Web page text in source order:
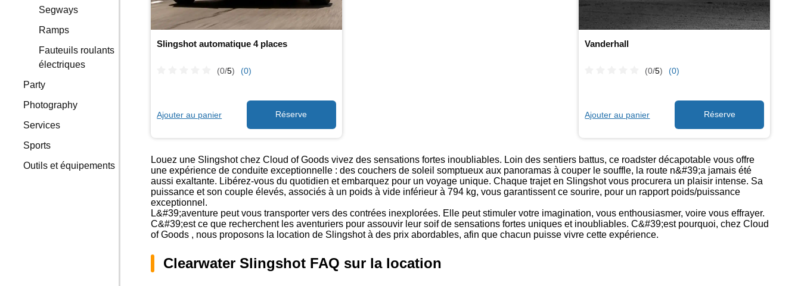
Segways
Ramps
Fauteuils roulants
électriques
Party
Photography
Services
Sports
Outils et équipements
Slingshot automatique 4 places
(0/5) (0)
Ajouter au panier
Vanderhall
(0/5) (0)
Ajouter au panier
Louez une Slingshot chez Cloud of Goods vivez des sensations fortes inoubliables. Loin des sentiers battus, ce roadster décapotable vous offre
une expérience de conduite exceptionnelle : des couchers de soleil somptueux aux panoramas à couper le souffle, la route n&#39;a jamais été
aussi exaltante. Libérez-vous du quotidien et embarquez pour un voyage unique. Chaque trajet en Slingshot vous procurera un plaisir intense. Sa
puissance et son couple élevés, associés à un poids à vide inférieur à 794 kg, vous garantissent ce sourire, pour un rapport poids/puissance
exceptionnel.
L&#39;aventure peut vous transporter vers des contrées inexplorées. Elle peut stimuler votre imagination, vous enthousiasmer, voire vous effrayer.
C&#39;est ce que recherchent les aventuriers pour assouvir leur soif de sensations fortes uniques et inoubliables. C&#39;est pourquoi, chez Cloud
of Goods , nous proposons la location de Slingshot à des prix abordables, afin que chacun puisse vivre cette expérience.
Clearwater Slingshot FAQ sur la location